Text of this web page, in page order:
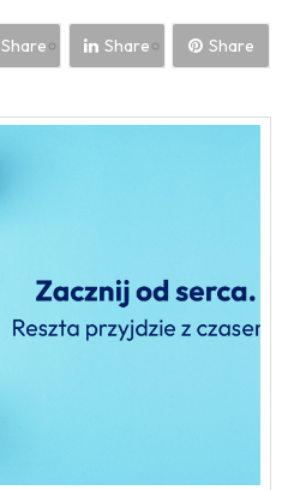
Share Share Share